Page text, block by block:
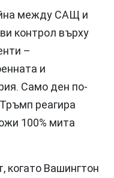
между САЩ и
контрол върху
–
и
Само ден по-
реагира
100% мита
когато Вашингтон